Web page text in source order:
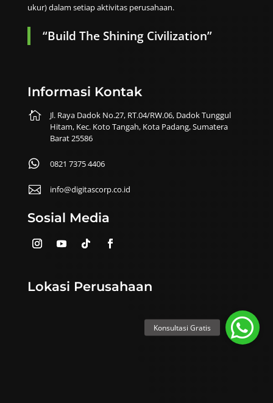
ukur) dalam setiap aktivitas perusahaan.
“Build The Shining Civilization”
Informasi Kontak

Jl. Raya Dadok No.27, RT.04/RW.06, Dadok Tunggul
Hitam, Kec. Koto Tangah, Kota Padang, Sumatera
Barat 25586
 0821 7375 4406
 info@digitascorp.co.id
Sosial Media
Lokasi Perusahaan